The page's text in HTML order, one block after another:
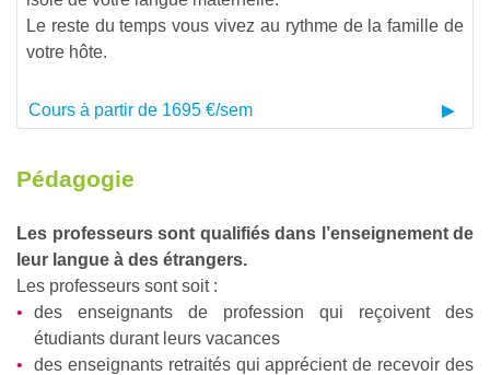
Le reste du temps vous vivez au rythme de la famille de
votre hôte.
Cours à partir de 1695 €/sem
Pédagogie
Les professeurs sont qualifiés dans l’enseignement de
leur langue à des étrangers.
Les professeurs sont soit :
des enseignants de profession qui reçoivent des
étudiants durant leurs vacances
des enseignants retraités qui apprécient de recevoir des